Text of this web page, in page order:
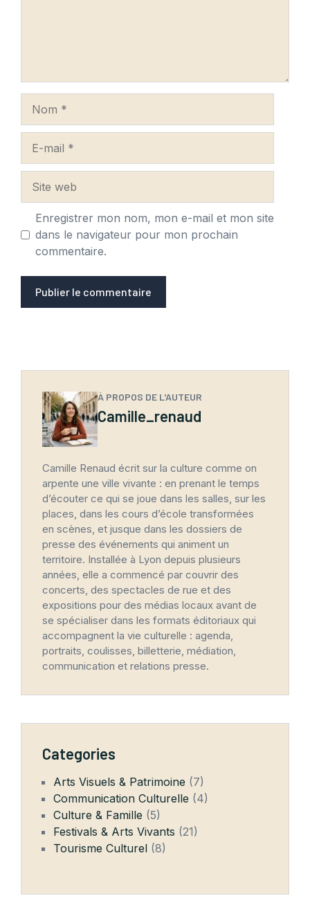
mail
web
Enregistrer mon nom, mon e-mail et mon site
dans le navigateur pour mon prochain
commentaire.
À PROPOS DE L'AUTEUR
Camille_renaud
Camille Renaud écrit sur la culture comme on
arpente une ville vivante : en prenant le temps
d’écouter ce qui se joue dans les salles, sur les
places, dans les cours d’école transformées
en scènes, et jusque dans les dossiers de
presse des événements qui animent un
territoire. Installée à Lyon depuis plusieurs
années, elle a commencé par couvrir des
concerts, des spectacles de rue et des
expositions pour des médias locaux avant de
se spécialiser dans les formats éditoriaux qui
accompagnent la vie culturelle : agenda,
portraits, coulisses, billetterie, médiation,
communication et relations presse.
Categories
Arts Visuels & Patrimoine (7)
Communication Culturelle (4)
Culture & Famille (5)
Festivals & Arts Vivants (21)
Tourisme Culturel (8)